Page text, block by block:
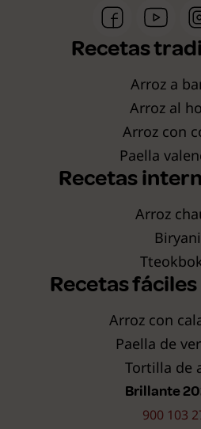
Recetas
Arroz a
Arroz al
Arroz con
Paella
Recetas
Arroz
Biryani
Recetas
Arroz con
Paella de
Tortilla de
Brillante
900 103